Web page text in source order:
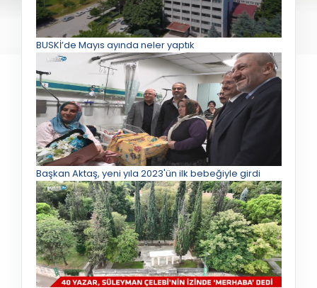
BUSKİ’de Mayıs ayında neler yaptık
Başkan Aktaş, yeni yıla 2023'ün ilk bebeğiyle girdi